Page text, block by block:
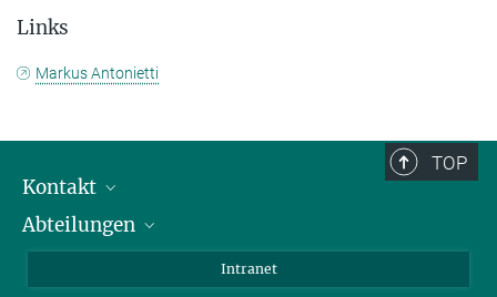
Links
Markus Antonietti
TOP
Kontakt
Mitarbeiterverzeichnis
Abteilungen
Intranet